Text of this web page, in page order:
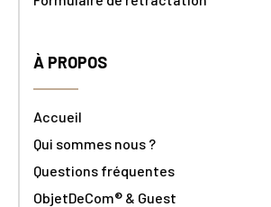
À PROPOS
Accueil
Qui sommes nous ?
Questions fréquentes
ObjetDeCom® & Guest